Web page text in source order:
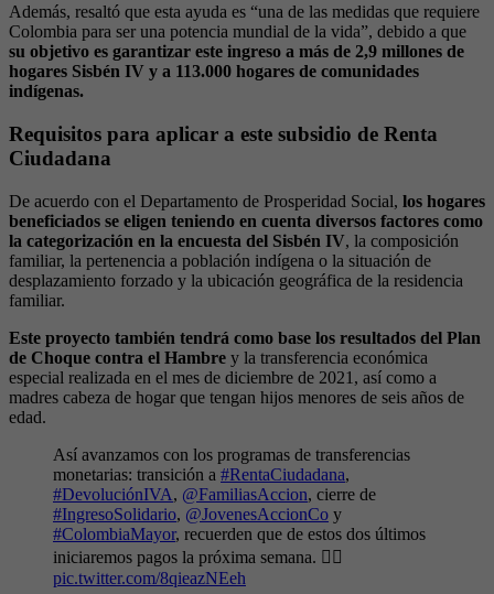
Además, resaltó que esta ayuda es “una de las medidas que requiere
Colombia para ser una potencia mundial de la vida”, debido a que
su objetivo es garantizar este ingreso a más de 2,9 millones de
hogares Sisbén IV y a 113.000 hogares de comunidades
indígenas.
Requisitos para aplicar a este subsidio de Renta
Ciudadana
De acuerdo con el Departamento de Prosperidad Social, los hogares
beneficiados se eligen teniendo en cuenta diversos factores como
la categorización en la encuesta del Sisbén IV, la composición
familiar, la pertenencia a población indígena o la situación de
desplazamiento forzado y la ubicación geográfica de la residencia
familiar.
Este proyecto también tendrá como base los resultados del Plan
de Choque contra el Hambre y la transferencia económica
especial realizada en el mes de diciembre de 2021, así como a
madres cabeza de hogar que tengan hijos menores de seis años de
edad.
Así avanzamos con los programas de transferencias
monetarias: transición a #RentaCiudadana,
#DevoluciónIVA, @FamiliasAccion, cierre de
#IngresoSolidario, @JovenesAccionCo y
#ColombiaMayor, recuerden que de estos dos últimos
iniciaremos pagos la próxima semana. 👇🏼
pic.twitter.com/8qieazNEeh